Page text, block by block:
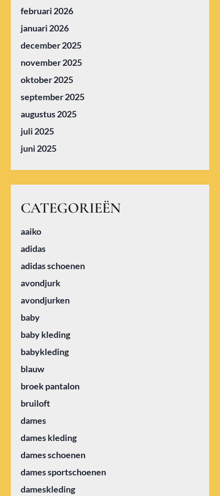
februari 2026
januari 2026
december 2025
november 2025
oktober 2025
september 2025
augustus 2025
juli 2025
juni 2025
CATEGORIEËN
aaiko
adidas
adidas schoenen
avondjurk
avondjurken
baby
baby kleding
babykleding
blauw
broek pantalon
bruiloft
dames
dames kleding
dames schoenen
dames sportschoenen
dameskleding